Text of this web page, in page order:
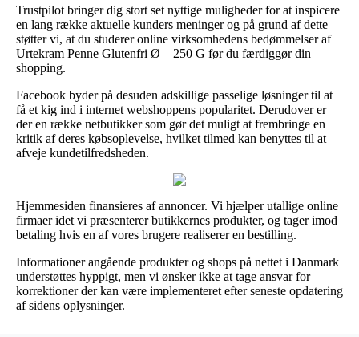
Trustpilot bringer dig stort set nyttige muligheder for at inspicere
en lang række aktuelle kunders meninger og på grund af dette
støtter vi, at du studerer online virksomhedens bedømmelser af
Urtekram Penne Glutenfri Ø – 250 G før du færdiggør din
shopping.
Facebook byder på desuden adskillige passelige løsninger til at
få et kig ind i internet webshoppens popularitet. Derudover er
der en række netbutikker som gør det muligt at frembringe en
kritik af deres købsoplevelse, hvilket tilmed kan benyttes til at
afveje kundetilfredsheden.
Hjemmesiden finansieres af annoncer. Vi hjælper utallige online
firmaer idet vi præsenterer butikkernes produkter, og tager imod
betaling hvis en af vores brugere realiserer en bestilling.
Informationer angående produkter og shops på nettet i Danmark
understøttes hyppigt, men vi ønsker ikke at tage ansvar for
korrektioner der kan være implementeret efter seneste opdatering
af sidens oplysninger.